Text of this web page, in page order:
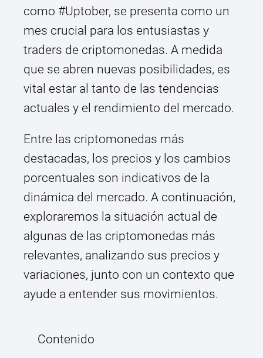
como #Uptober, se presenta como un
mes crucial para los entusiastas y
traders de criptomonedas. A medida
que se abren nuevas posibilidades, es
vital estar al tanto de las tendencias
actuales y el rendimiento del mercado.
Entre las criptomonedas más
destacadas, los precios y los cambios
porcentuales son indicativos de la
dinámica del mercado. A continuación,
exploraremos la situación actual de
algunas de las criptomonedas más
relevantes, analizando sus precios y
variaciones, junto con un contexto que
ayude a entender sus movimientos.
Contenido